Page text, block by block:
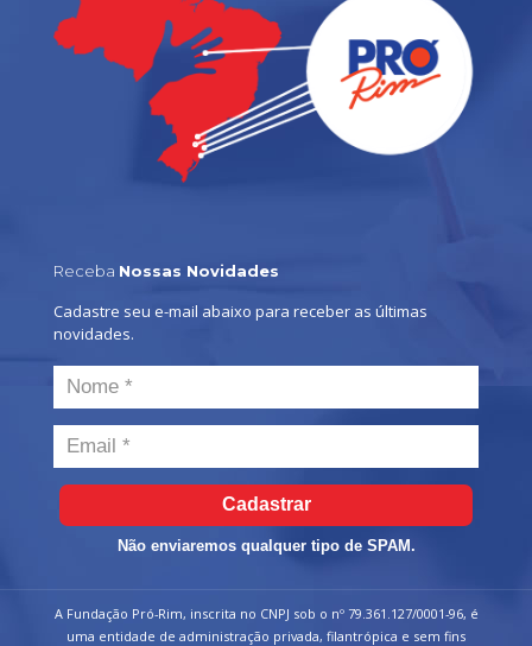
Receba Nossas Novidades
Cadastre seu e-mail abaixo para receber as últimas
novidades.
Cadastrar
Não enviaremos qualquer tipo de SPAM.
A Fundação Pró-Rim, inscrita no CNPJ sob o nº 79.361.127/0001-96, é
uma entidade de administração privada, filantrópica e sem fins